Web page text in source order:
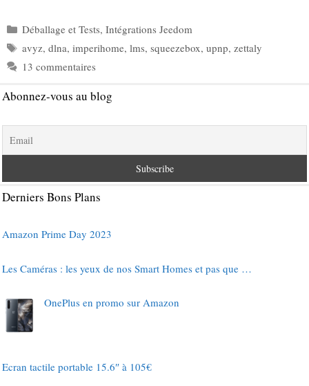
Catégories
Déballage et Tests, Intégrations Jeedom
Étiquettes
avyz, dlna, imperihome, lms, squeezebox, upnp, zettaly
13 commentaires
Abonnez-vous au blog
Derniers Bons Plans
Amazon Prime Day 2023
Les Caméras : les yeux de nos Smart Homes et pas que …
OnePlus en promo sur Amazon
Ecran tactile portable 15.6″ à 105€